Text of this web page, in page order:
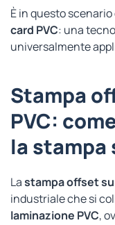
È in questo
card PVC: una
universalmente
Stampa
PVC:
la
Lastampa offset
industriale che si
laminazione PVC,